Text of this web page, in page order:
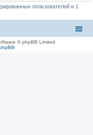
пользователей и 1
© phpBB Limited